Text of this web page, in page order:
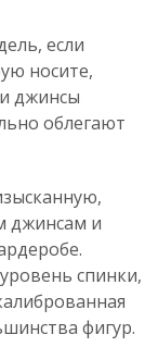
если
носите,
джинсы
облегают
джинсам и
спинки,
фигур.